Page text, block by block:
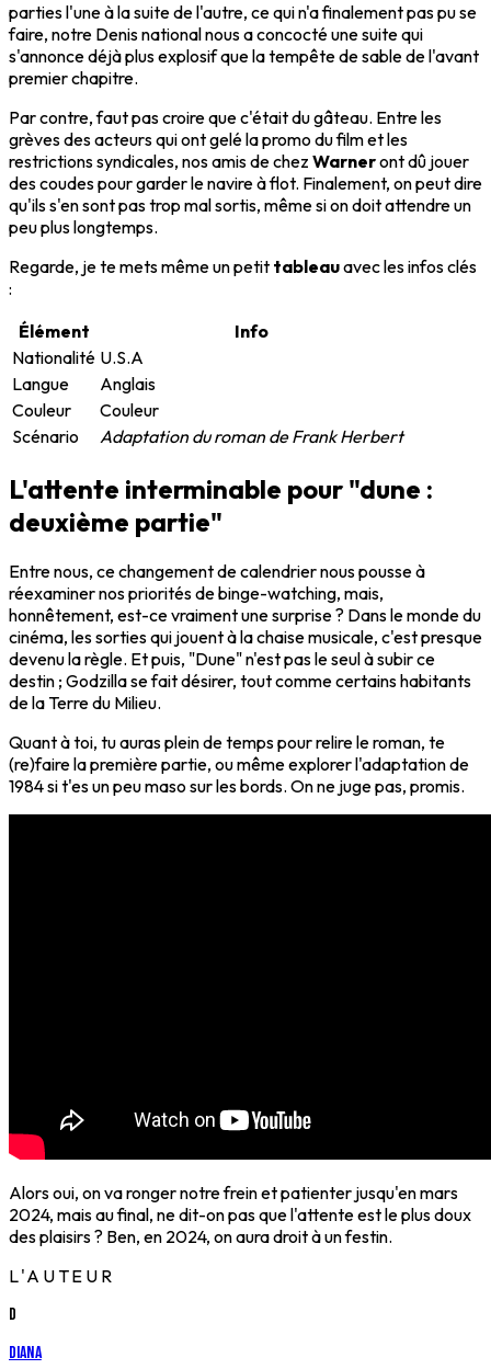
parties l'une à la suite de l'autre, ce qui n'a finalement pas pu se
faire, notre Denis national nous a concocté une suite qui
s'annonce déjà plus explosif que la tempête de sable de l'avant
premier chapitre.
Par contre, faut pas croire que c'était du gâteau. Entre les
grèves des acteurs qui ont gelé la promo du film et les
restrictions syndicales, nos amis de chez Warneront dû jouer
des coudes pour garder le navire à flot. Finalement, on peut dire
qu'ils s'en sont pas trop mal sortis, même si on doit attendre un
peu plus longtemps.
Regarde, je te mets même un petit tableauavec les infos clés
:
Élément
Info
Nationalité U.S.A
Langue
Anglais
Couleur
Couleur
Scénario
Adaptation du roman de Frank Herbert
L'attente interminable pour "dune :
deuxième partie"
Entre nous, ce changement de calendrier nous pousse à
réexaminer nos priorités de binge-watching, mais,
honnêtement, est-ce vraiment une surprise ? Dans le monde du
cinéma, les sorties qui jouent à la chaise musicale, c'est presque
devenu la règle. Et puis, "Dune" n'est pas le seul à subir ce
destin ; Godzilla se fait désirer, tout comme certains habitants
de la Terre du Milieu.
Quant à toi, tu auras plein de temps pour relire le roman, te
(re)faire la première partie, ou même explorer l'adaptation de
1984 si t'es un peu maso sur les bords. On ne juge pas, promis.
Alors oui, on va ronger notre frein et patienter jusqu'en mars
2024, mais au final, ne dit-on pas que l'attente est le plus doux
des plaisirs ? Ben, en 2024, on aura droit à un festin.
L'AUTEUR
D
Diana